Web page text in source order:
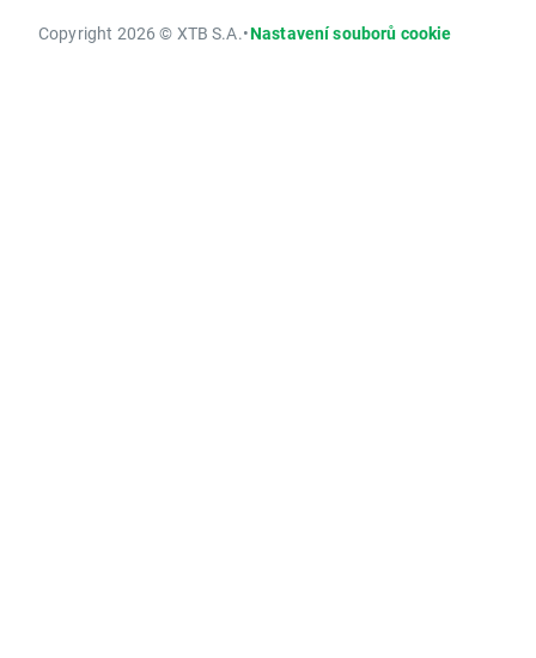
Copyright 2026 © XTB S.A.•Nastavení souborů cookie